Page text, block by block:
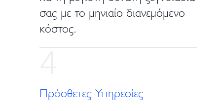
σας με το μηνιαίο διανεμόμενο
κόστος.
Πρόσθετες Υπηρεσίες